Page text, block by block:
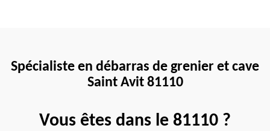
Spécialiste en débarras de grenier et cave
Saint Avit 81110
Vous êtes dans le 81110 ?